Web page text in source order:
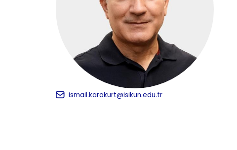
ismail.karakurt@isikun.edu.tr